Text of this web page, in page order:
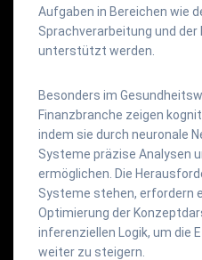
Aufgaben in Bereichen wie
Sprachverarbeitung und
unterstützt werden.
Besonders im
Finanzbranche zeigen
indem sie durch neuronale
Systeme präzise Analysen
ermöglichen. Die
Systeme stehen, erfordern
Optimierung der
inferenziellen Logik, um die
weiter zu steigern.